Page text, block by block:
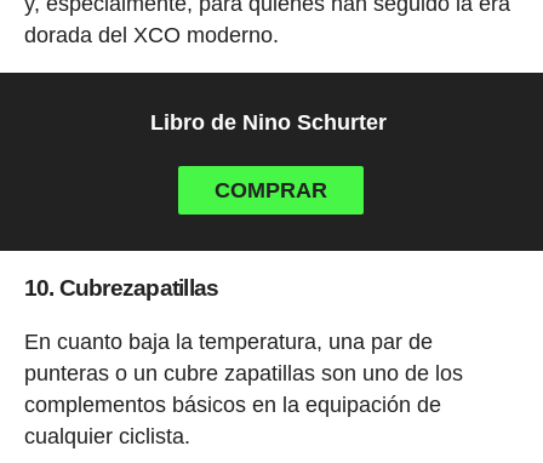
dorada del XCO moderno.
Libro de Nino Schurter
COMPRAR
10. Cubrezapatillas
En cuanto baja la temperatura, una par de
punteras o un cubre zapatillas son uno de los
complementos básicos en la equipación de
cualquier ciclista.